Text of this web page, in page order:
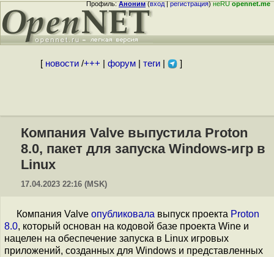
Профиль:Аноним(вход|регистрация)неRUopennet.me
[ новости/+++ форум| теги| ]
Компания Valve выпустила Proton
8.0, пакет для запуска Windows-игр в
Linux
17.04.2023 22:16 (MSK)
Компания Valve опубликовала выпуск проекта Proton
8.0, который основан на кодовой базе проекта Wine и
нацелен на обеспечение запуска в Linux игровых
приложений, созданных для Windows и представленных